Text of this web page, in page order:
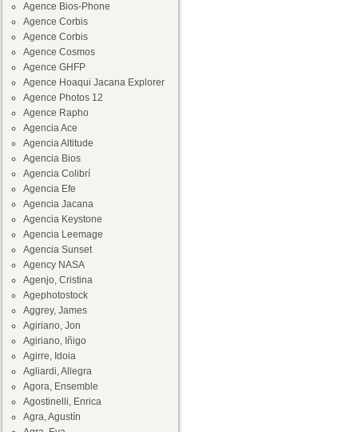
Agence Bios-Phone
Agence Corbis
Agence Corbis
Agence Cosmos
Agence GHFP
Agence Hoaqui Jacana Explorer
Agence Photos 12
Agence Rapho
Agencia Ace
Agencia Altitude
Agencia Bios
Agencia Colibrí
Agencia Efe
Agencia Jacana
Agencia Keystone
Agencia Leemage
Agencia Sunset
Agency NASA
Agenjo, Cristina
Agephotostock
Aggrey, James
Agiriano, Jon
Agiriano, Iñigo
Agirre, Idoia
Agliardi, Allegra
Agora, Ensemble
Agostinelli, Enrica
Agra, Agustín